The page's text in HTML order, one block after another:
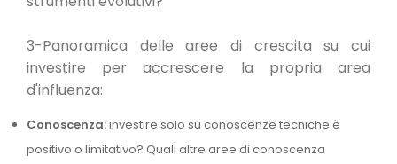
3-Panoramica delle aree di crescita su cui
investire per accrescere la propria area
d'influenza:
Conoscenza:investire solo su conoscenze tecniche è
positivo o limitativo? Quali altre aree di conoscenza